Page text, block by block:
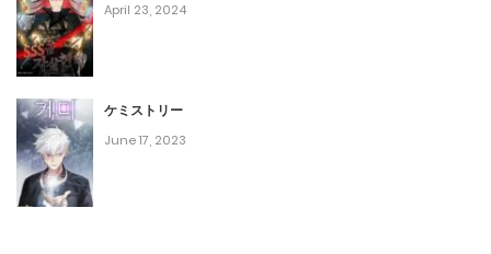
March 7, 2023
第70話
March 7, 2023
第69話
March 7, 2023
April 23, 2024
ケミストリー
June 17, 2023